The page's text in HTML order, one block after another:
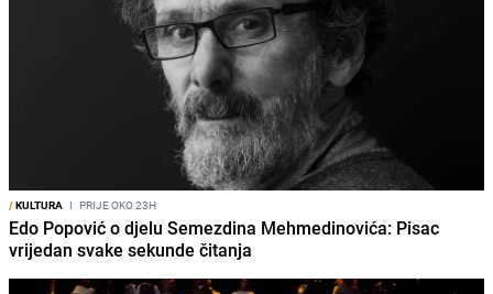
/KULTURA I PRIJE OKO 23H
Edo Popović o djelu Semezdina Mehmedinovića: Pisac
vrijedan svake sekunde čitanja